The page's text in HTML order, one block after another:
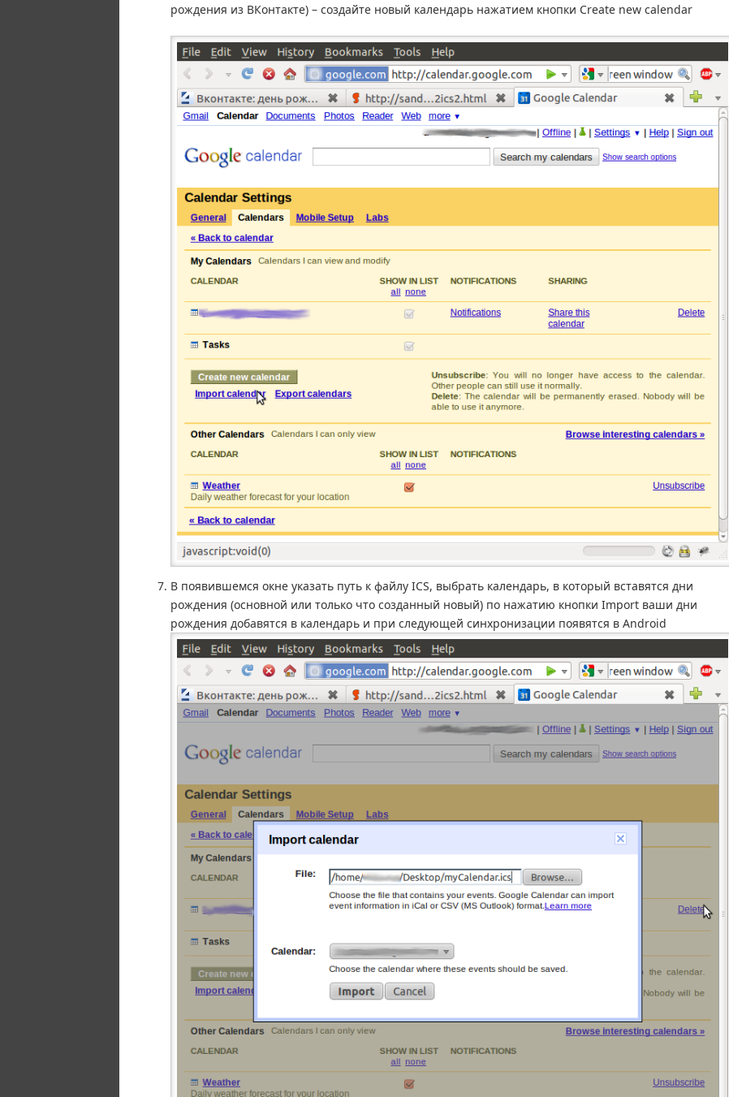
рождения из ВКонтакте) – создайте новый календарь нажатием кнопки Create new calendar
В появившемся окне указать путь к файлу ICS, выбрать календарь, в который вставятся дни
рождения (основной или только что созданный новый) по нажатию кнопки Import ваши дни
рождения добавятся в календарь и при следующей синхронизации появятся в Android